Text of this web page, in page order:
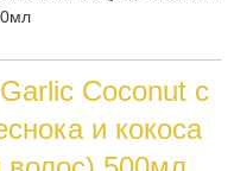
Coconut с
и кокоса